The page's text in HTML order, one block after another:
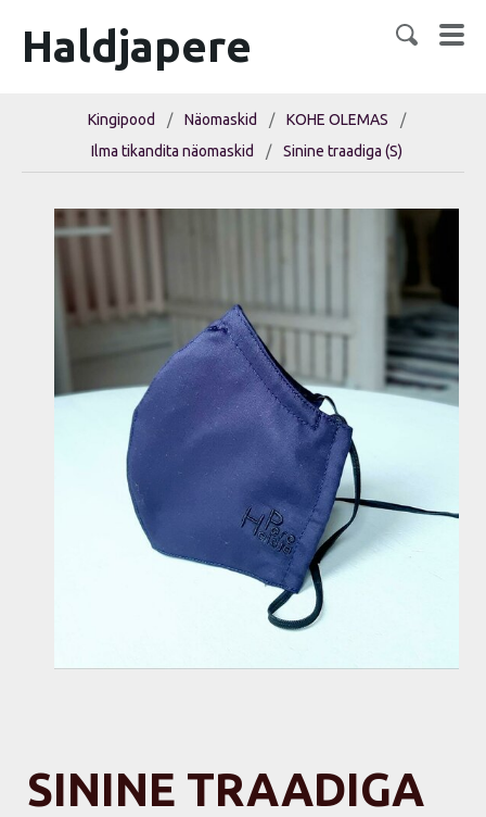
Haldjapere
Kingipood / Näomaskid / KOHE OLEMAS
/
Ilma tikandita näomaskid
/ Sinine traadiga (S)
SININE TRAADIGA